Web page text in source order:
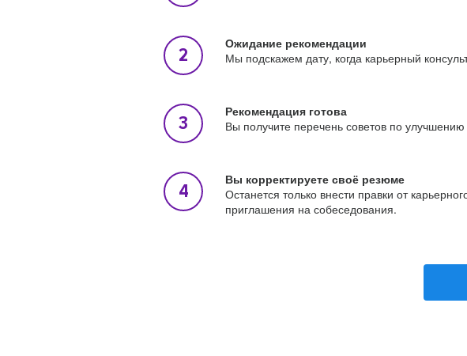
Ожидание рекомендации
Мы подскажем дату, когда карьерный
Рекомендация готова
Вы получите перечень советов по
Вы корректируете своё резюме
Останется только внести правки от
приглашения на собеседования.